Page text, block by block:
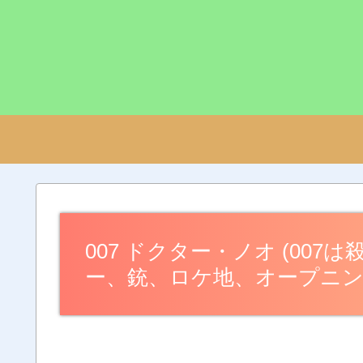
007 ドクター・ノオ (007は
ー、銃、ロケ地、オープニ